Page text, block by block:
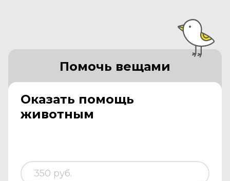
Оказать помощь
животным
Помочь вещами